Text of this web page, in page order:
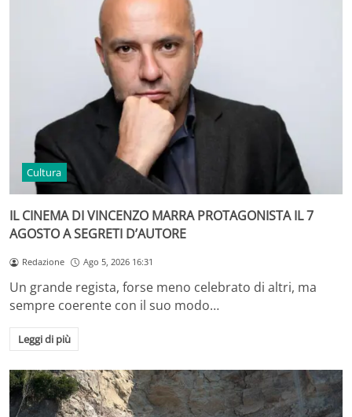
Cultura
IL CINEMA DI VINCENZO MARRA PROTAGONISTA IL 7
AGOSTO A SEGRETI D’AUTORE
Redazione Ago 5, 2026 16:31
Un grande regista, forse meno celebrato di altri, ma
sempre coerente con il suo modo…
Leggi di più